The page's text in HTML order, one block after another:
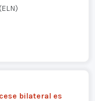
bilateral es